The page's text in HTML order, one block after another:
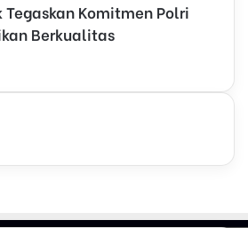
Tegaskan Komitmen Polri
Berkualitas